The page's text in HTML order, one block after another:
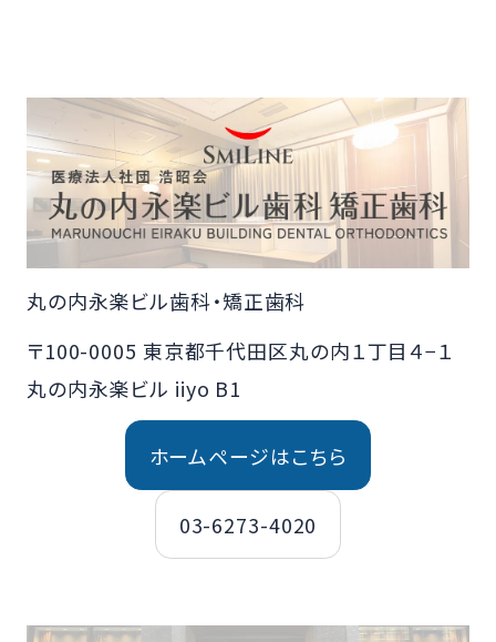
丸の内永楽ビル歯科・矯正歯科
〒100-0005 東京都千代田区丸の内１丁目４−１
丸の内永楽ビル iiyo B1
ホームページはこちら
03-6273-4020